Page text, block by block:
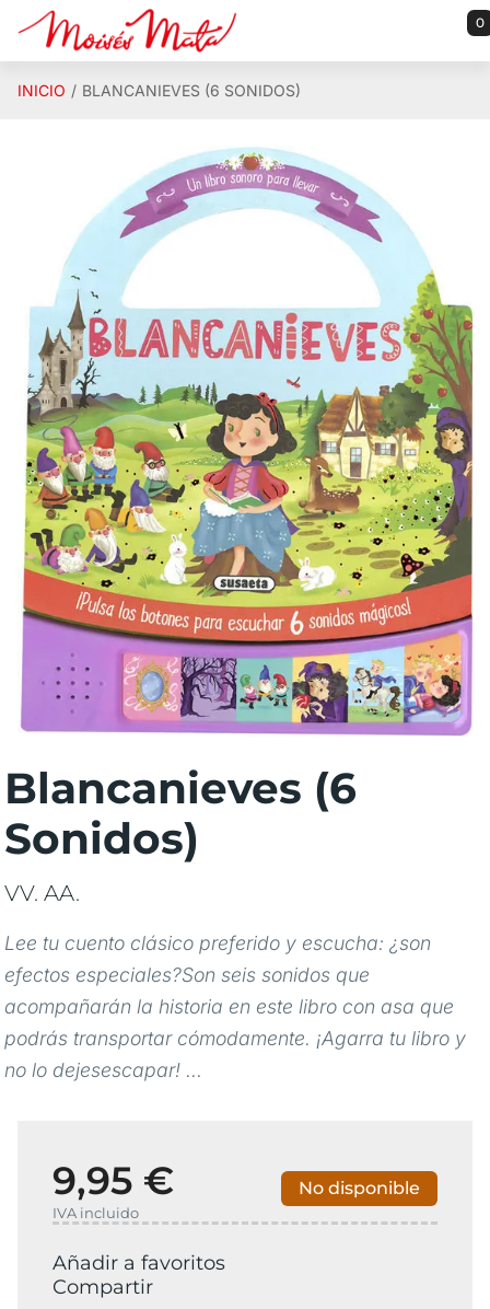
Saltar al contenido principal 0
INICIO BLANCANIEVES (6 SONIDOS)
Blancanieves (6
Sonidos)
VV. AA.
Lee tu cuento clásico preferido y escucha: ¿son
efectos especiales?Son seis sonidos que
acompañarán la historia en este libro con asa que
podrás transportar cómodamente. ¡Agarra tu libro y
no lo dejesescapar! ...
9,95 €
IVA incluido
No disponible
Añadir a favoritos
Compartir